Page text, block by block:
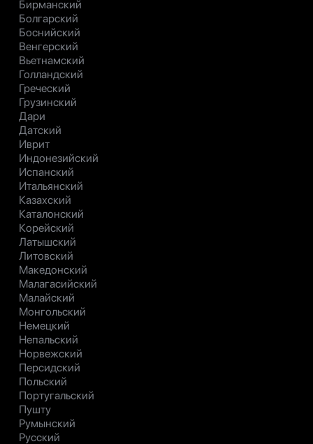
Бирманский
Болгарский
Боснийский
Венгерский
Вьетнамский
Голландский
Греческий
Грузинский
Дари
Датский
Иврит
Индонезийский
Испанский
Итальянский
Казахский
Каталонский
Корейский
Латышский
Литовский
Македонский
Малагасийский
Малайский
Монгольский
Немецкий
Непальский
Норвежский
Персидский
Польский
Португальский
Пушту
Румынский
Русский